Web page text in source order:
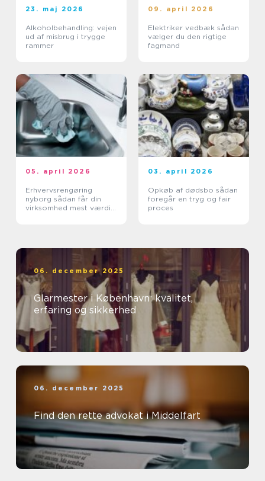
23. maj 2026
Alkoholbehandling: vejen
ud af misbrug i trygge
rammer
09. april 2026
Elektriker vedbæk sådan
vælger du den rigtige
fagmand
05. april 2026
Erhvervsrengøring
nyborg sådan får din
virksomhed mest værdi
03. april 2026
Opkøb af dødsbo sådan
foregår en tryg og fair
proces
06. december 2025
Glarmester i København: kvalitet,
erfaring og sikkerhed
06. december 2025
Find den rette advokat i Middelfart